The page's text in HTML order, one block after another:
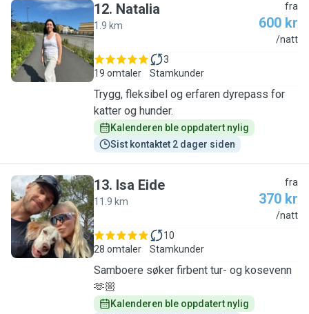
N
12. Natalia
1.9 km
fra
600 kr
/natt
19 omtaler
3
Stamkunder
Trygg, fleksibel og erfaren dyrepass for
katter og hunder.
Kalenderen ble oppdatert nylig
Sist kontaktet 2 dager siden
I
13. Isa Eide
11.9 km
fra
370 kr
/natt
28 omtaler
10
Stamkunder
Samboere søker firbent tur- og kosevenn
🫶🏼
Kalenderen ble oppdatert nylig